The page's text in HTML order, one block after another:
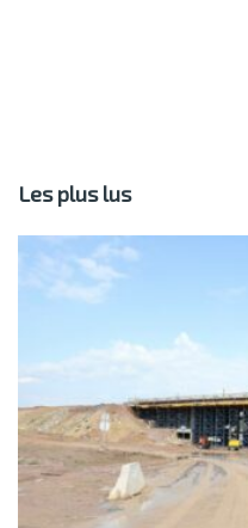
Les plus lus